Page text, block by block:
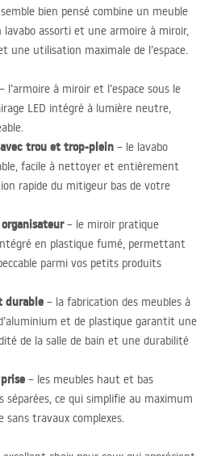
bien pensé combine un meuble
lavabo assorti et une armoire à miroir,
une utilisation maximale de l’espace.
– l’armoire à miroir et l’espace sous le
LED intégré à lumière neutre,
trou et trop-plein – le lavabo
facile à nettoyer et entièrement
rapide du mitigeur bas de votre
– le miroir pratique
en plastique fumé, permettant
parmi vos petits produits
durable – la fabrication des meubles à
et de plastique garantit une
de la salle de bain et une durabilité
– les meubles haut et bas
séparées, ce qui simplifie au maximum
sans travaux complexes.